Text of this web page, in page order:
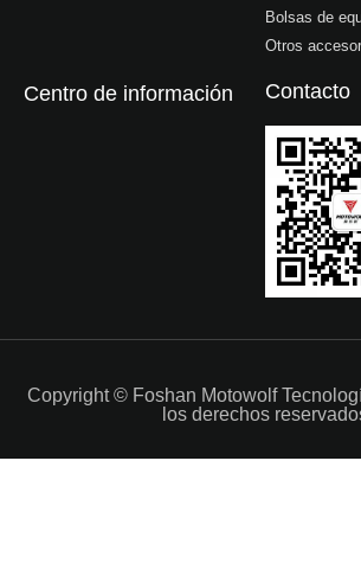
Bolsas de
Otros
Centro de información Contacto
Copyright © Foshan Motowolf
los derechos